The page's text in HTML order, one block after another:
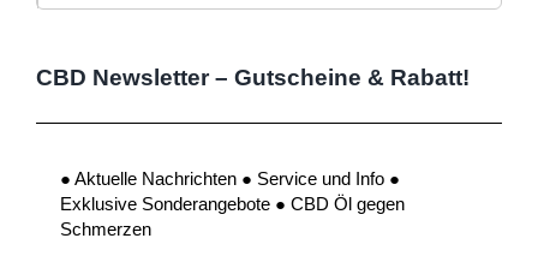
CBD Newsletter – Gutscheine & Rabatt!
● Aktuelle Nachrichten ● Service und Info ●
Exklusive Sonderangebote ● CBD Öl gegen
Schmerzen